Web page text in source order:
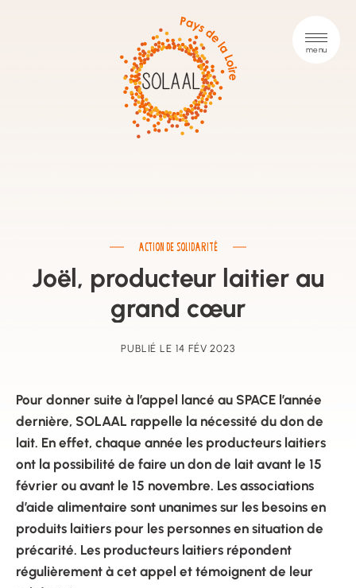
ACTION DE SOLIDARITÉ
Joël, producteur laitier au
grand cœur
PUBLIÉ LE 14 FÉV 2023
Pour donner suite à l’appel lancé au SPACE l’année
dernière, SOLAAL rappelle la nécessité du don de
lait. En effet, chaque année les producteurs laitiers
ont la possibilité de faire un don de lait avant le 15
février ou avant le 15 novembre. Les associations
d’aide alimentaire sont unanimes sur les besoins en
produits laitiers pour les personnes en situation de
précarité. Les producteurs laitiers répondent
régulièrement à cet appel et témoignent de leur